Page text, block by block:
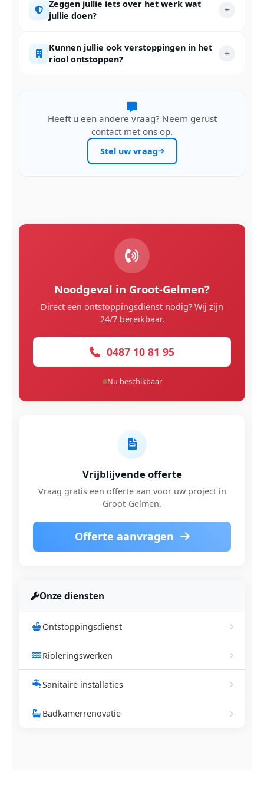
Zeggen jullie iets over het werk wat
jullie doen?
Kunnen jullie ook verstoppingen in het
riool ontstoppen?
Heeft u een andere vraag? Neem gerust
contact met ons op.
Stel uw vraag
Noodgeval in Groot-Gelmen?
Direct een ontstoppingsdienst nodig? Wij zijn
24/7 bereikbaar.
0487 10 81 95
Nu beschikbaar
Vrijblijvende offerte
Vraag gratis een offerte aan voor uw project in
Groot-Gelmen.
Offerte aanvragen
Onze diensten
Ontstoppingsdienst
Rioleringswerken
Sanitaire installaties
Badkamerrenovatie